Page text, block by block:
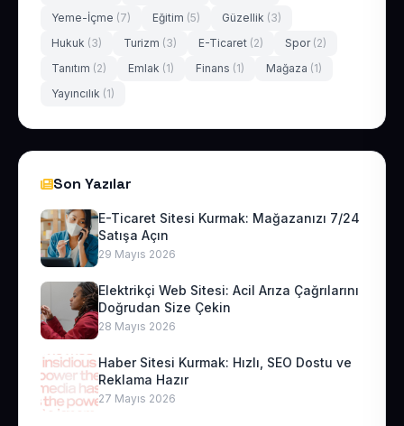
Yeme-İçme (7) Eğitim (5) Güzellik (3)
Hukuk (3) Turizm (3) E-Ticaret (2) Spor (2)
Tanıtım (2) Emlak (1) Finans (1) Mağaza (1)
Yayıncılık (1)
Son Yazılar
E-Ticaret Sitesi Kurmak: Mağazanızı 7/24
Satışa Açın
29 Mayıs 2026
Elektrikçi Web Sitesi: Acil Arıza Çağrılarını
Doğrudan Size Çekin
28 Mayıs 2026
Haber Sitesi Kurmak: Hızlı, SEO Dostu ve
Reklama Hazır
27 Mayıs 2026